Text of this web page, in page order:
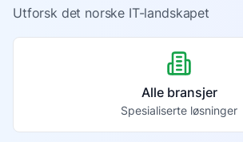
Utforsk det norske IT-landskapet
Alle bransjer
Spesialiserte løsninger